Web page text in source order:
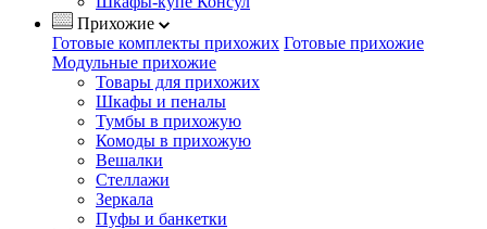
Прихожие
Готовые комплекты прихожих Готовые прихожие
Модульные прихожие
Товары для прихожих
Шкафы и пеналы
Тумбы в прихожую
Комоды в прихожую
Вешалки
Стеллажи
Зеркала
Пуфы и банкетки